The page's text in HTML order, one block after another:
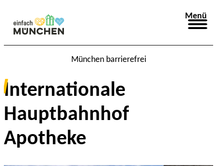
Menü
München barrierefrei
Internationale
Hauptbahnhof
Apotheke